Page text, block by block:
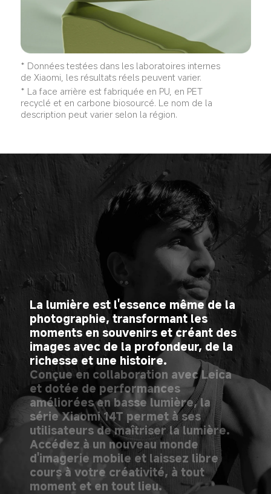
* Données testées dans les laboratoires internes
de Xiaomi, les résultats réels peuvent varier.
* La face arrière est fabriquée en PU, en PET
recyclé et en carbone biosourcé. Le nom de la
description peut varier selon la région.
La lumière est l'essence même de la
photographie, transformant les
moments en souvenirs et créant des
images avec de la profondeur, de la
richesse et une histoire.
Conçue en collaboration avec Leica
et dotée de performances
améliorées en basse lumière, la
série Xiaomi 14T permet à ses
utilisateurs de maîtriser la lumière.
Accédez à un nouveau monde
d'imagerie mobile et laissez libre
cours à votre créativité, à tout
moment et en tout lieu.